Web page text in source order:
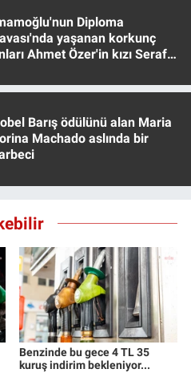
Diploma
yaşanan korkunç
Ahmet Özer'in kızı Seraf
Barış ödülünü alan Maria
Machado aslında bir
Benzinde bu gece 4 TL 35
kuruş indirim bekleniyor...